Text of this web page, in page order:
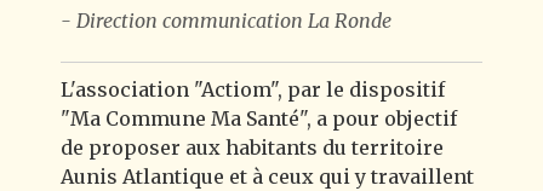
- Direction communication La Ronde
L'association "Actiom", par le dispositif
"Ma Commune Ma Santé", a pour objectif
de proposer aux habitants du territoire
Aunis Atlantique et à ceux qui y travaillent